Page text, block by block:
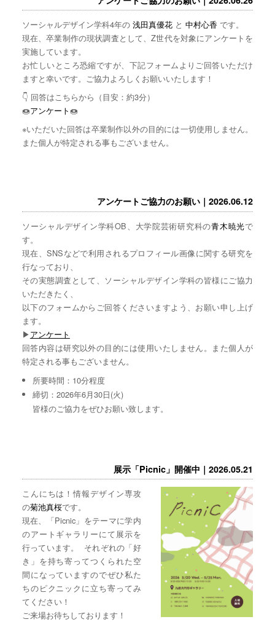
ソーシャルデザイン学科4年の 浅田真優花と 中村心香 です。
現在、卒業制作の現状調査として、Z世代を対象にアンケートを
実施しています。
お忙しいところ恐縮ですが、下記フォームよりご回答いただけ
ますと幸いです。ご協力よろしくお願いいたします！
👇 回答はこちらから（目安：約3分）
🍩アンケート🍩
※いただいた回答は卒業制作以外の目的には一切使用しません。
また個人が特定される事もございません。
アンケートご協力のお願い｜2026.06.12
ソーシャルデザイン学科OB、大学院芸術研究科の青木暁光で
す。
現在、SNSなどで利用されるプロフィール画像に関する研究を
行なっており、
その実態調査として、ソーシャルデザイン学科の皆様にご協力
いただきたく、
以下のフォームからご回答くださいますよう、お願い申し上げ
ます。
▶︎アンケート
回答内容は研究以外の目的には使用いたしません。また個人が
特定される事もございません。
所要時間：10分程度
締切：2026年6月30日(火)
皆様のご協力をぜひお願い致します。
展示「Picnic」開催中｜2026.05.21
こんにちは！情報デザイン専攻
の菊池真桜です。
現在、「Picnic」をテーマに学内
のアートギャラリーにて展示を
行っています。 それぞれの「好
き」を持ち寄ってつくられた空
間になっていますのでぜひ私た
ちのピクニックに立ち寄ってみ
てください！
ご来場お待ちしております！